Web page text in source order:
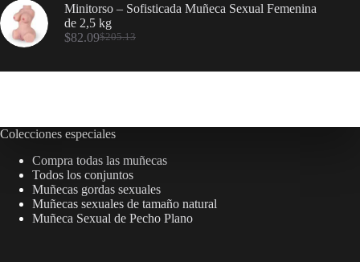
Minitorso – Sofisticada Muñeca Sexual Femenina
de 2,5 kg
$205.13
$82.09
Colecciones especiales
Compra todas las muñecas
Todos los conjuntos
Muñecas gordas sexuales
Muñecas sexuales de tamaño natural
Muñeca Sexual de Pecho Plano